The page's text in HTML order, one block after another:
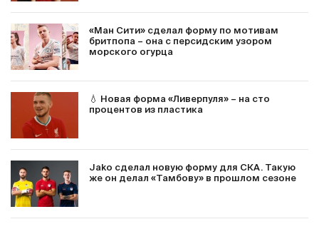
«Ман Сити» сделал форму по мотивам
бритпопа – она с персидским узором
морского огурца
💧 Новая форма «Ливерпуля» – на сто
процентов из пластика
Jako сделал новую форму для СКА. Такую
же он делал «Тамбову» в прошлом сезоне